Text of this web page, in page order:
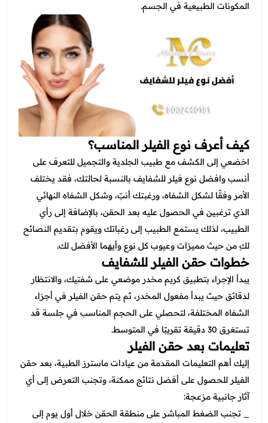
المكونات الطبيعية في الجسم.
كيف أعرف نوع الفيلر المناسب؟
اخضعي إلى الكشف مع طبيب الجلدية والتجميل للتعرف على
أنسب وافضل نوع فيلر للشفايف بالنسبة لحالتك، فقد يختلف
الأمر وفقًا لشكل الشفاه، ورغبتك أنتِ، وشكل الشفاه النهائي
الذي ترغبين في الحصول عليه بعد الحقن، بالإضافة إلى رأي
الطبيب، لذلك يستمع الطبيب إلى رغباتك ويقوم بتقديم النصائح
لكِ من حيث مميزات وعيوب كل نوع وأيهما الأفضل لك.
خطوات حقن الفيلر للشفايف
يبدأ الإجراء بتطبيق كريم مخدر موضعي على شفتيك، والانتظار
لدقائق حيث يبدأ مفعول المخدر، ثم يتم حقن الفيلر في أجزاء
الشفاه المختلفة، لتحصلي على الحجم المناسب في جلسة قد
تستغرق 30 دقيقة تقريبًا في المتوسط.
تعليمات بعد حقن الفيلر
إليك أهم التعليمات المقدمة من عيادات ماسترز الطبية، بعد حقن
الفيلر للحصول على أفضل نتائج ممكنة، وتجنب التعرض إلى أي
آثار جانبية مزعجة:
_ تجنب الضغط المباشر على منطقة الحقن خلال أول يوم إلى